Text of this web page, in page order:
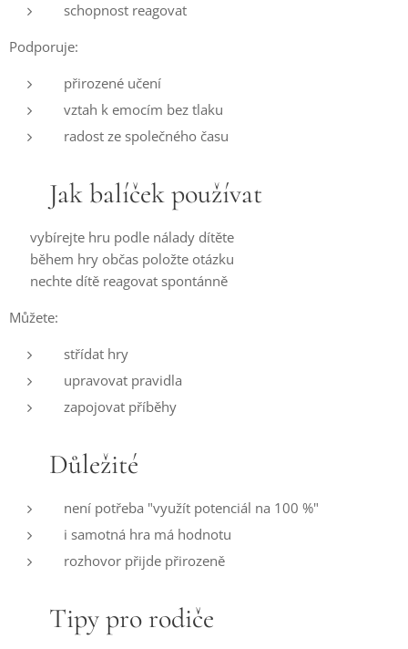
schopnost reagovat
Podporuje:
přirozené učení
vztah k emocím bez tlaku
radost ze společného času
✨ Jak balíček používat
👉 vybírejte hru podle nálady dítěte
👉 během hry občas položte otázku
👉 nechte dítě reagovat spontánně
Můžete:
střídat hry
upravovat pravidla
zapojovat příběhy
❤️ Důležité
není potřeba "využít potenciál na 100 %"
i samotná hra má hodnotu
rozhovor přijde přirozeně
💡 Tipy pro rodiče